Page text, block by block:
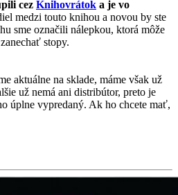
cez Knihovrátok a je vo
medzi touto knihou a novou by ste
sme označili nálepkou, ktorá môže
stopy.
aktuálne na sklade, máme však už
už nemá ani distribútor, preto je
úplne vypredaný. Ak ho chcete mať,